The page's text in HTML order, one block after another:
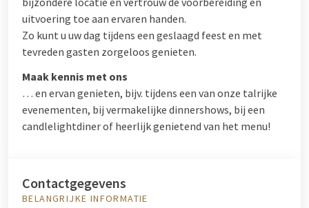
uitvoering toe aan ervaren handen.
Zo kunt u uw dag tijdens een geslaagd feest en met
tevreden gasten zorgeloos genieten.
Maak kennis met ons
… en ervan genieten, bijv. tijdens een van onze talrijke
evenementen, bij vermakelijke dinnershows, bij een
candlelightdiner of heerlijk genietend van het menu!
Contactgegevens
BELANGRIJKE INFORMATIE